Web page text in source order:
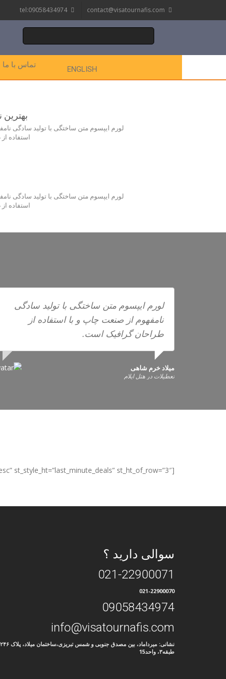
tel:09058434974 contact@visatournafis.com
تماس با ما ENGLISH
بهترین
لورم ایپسوم متن ساختگی با تولید سادگی
استفاده
لورم ایپسوم متن ساختگی با تولید سادگی
استفاده
لورم ایپسوم متن ساختگی با تولید سادگی
نامفهوم از صنعت چاپ و با استفاده از
طراحان گرافیک است.
میلاد خرم شاهی
تعطیلات در هتل ایلام
[st_list_hotel st_number_ht=”6″ st_orderby=”ID” st_order=”desc” st_style_ht=”last_minute_deals” st_ht_of_row=”3″]
سوالی دارید ؟
021-22900071
021-22900070
09058434974
info@visatournafis.com
طبقه۳، واحد15